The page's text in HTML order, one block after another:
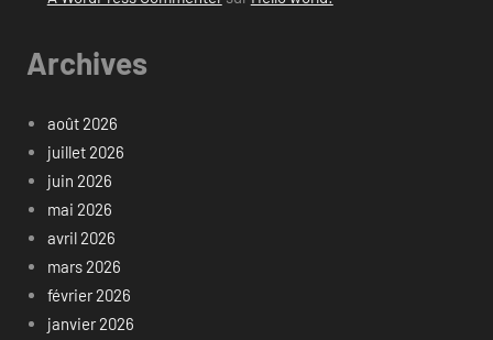
Archives
août 2026
juillet 2026
juin 2026
mai 2026
avril 2026
mars 2026
février 2026
janvier 2026